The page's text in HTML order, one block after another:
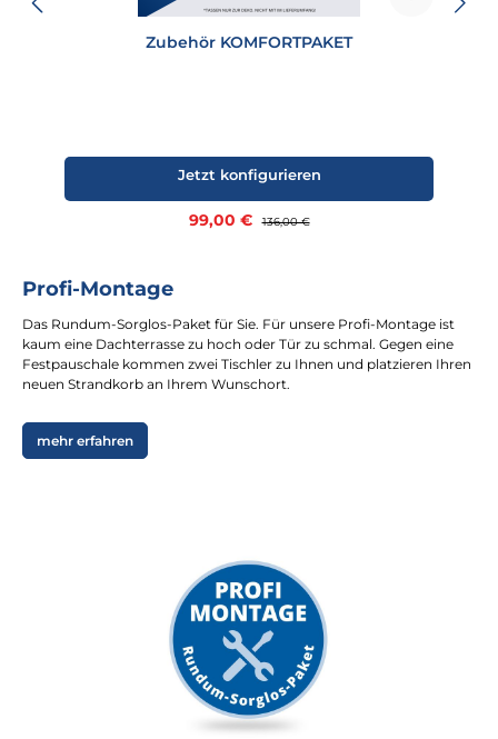
Zubehör KOMFORTPAKET
Verkaufspreis:
99,00 € Regulärer Preis:
136,00 €
Jetzt konfigurieren
Profi-Montage
Das Rundum-Sorglos-Paket für Sie. Für unsere Profi-Montage ist
kaum eine Dachterrasse zu hoch oder Tür zu schmal. Gegen eine
Festpauschale kommen zwei Tischler zu Ihnen und platzieren Ihren
neuen Strandkorb an Ihrem Wunschort.
mehr erfahren